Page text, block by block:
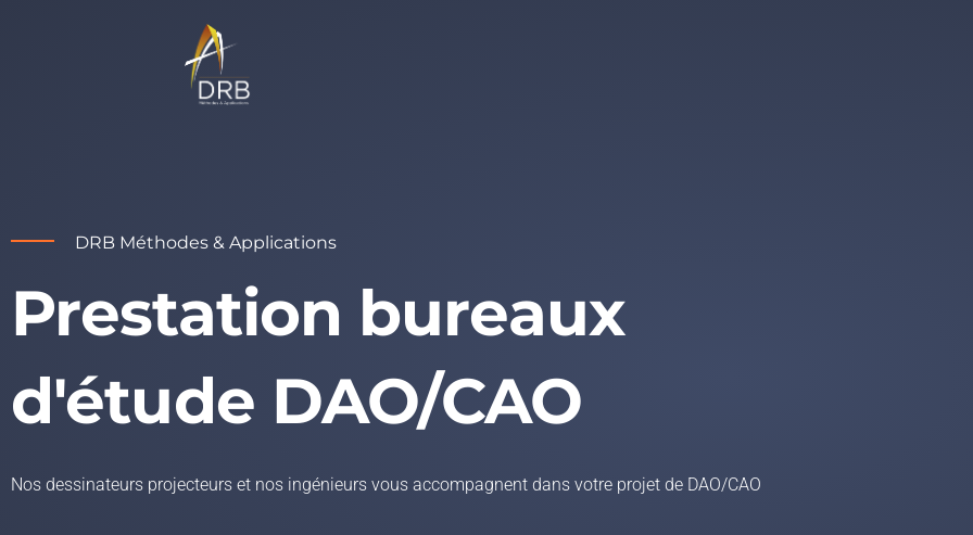
DRB Méthodes & Applications
Prestation bureaux
d'étude DAO/CAO
Nos dessinateurs projecteurs et nos ingénieurs vous accompagnent dans votre projet de DAO/CAO